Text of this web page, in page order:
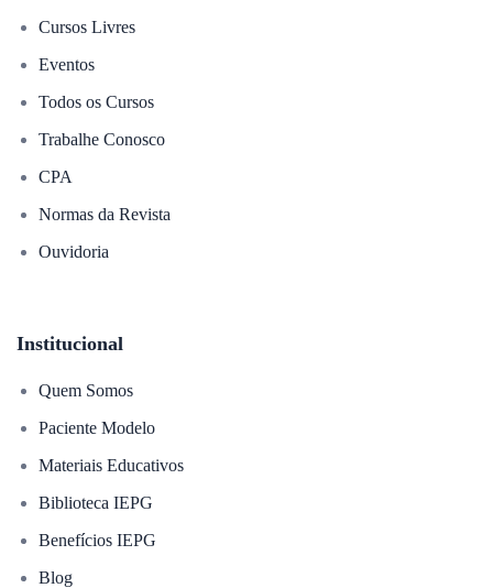
Cursos Livres
Eventos
Todos os Cursos
Trabalhe Conosco
CPA
Normas da Revista
Ouvidoria
Institucional
Quem Somos
Paciente Modelo
Materiais Educativos
Biblioteca IEPG
Benefícios IEPG
Blog